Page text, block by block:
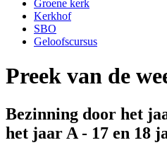
Groene kerk
Kerkhof
SBO
Geloofscursus
Preek van de
Bezinning door het
het jaar A - 17 en 18